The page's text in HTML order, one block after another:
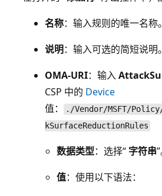
名称：输入规则的唯一名称。
说明：输入可选的简短说明。
OMA-URI：输入
CSP 中的 Device
值：
./Vendor/MSFT/
kSurfaceReductionRules
数据类型：选择“ 字符串”
值：使用以下语法：